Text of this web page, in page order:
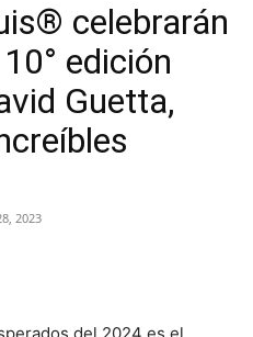
celebrarán
edición
Guetta,
2023